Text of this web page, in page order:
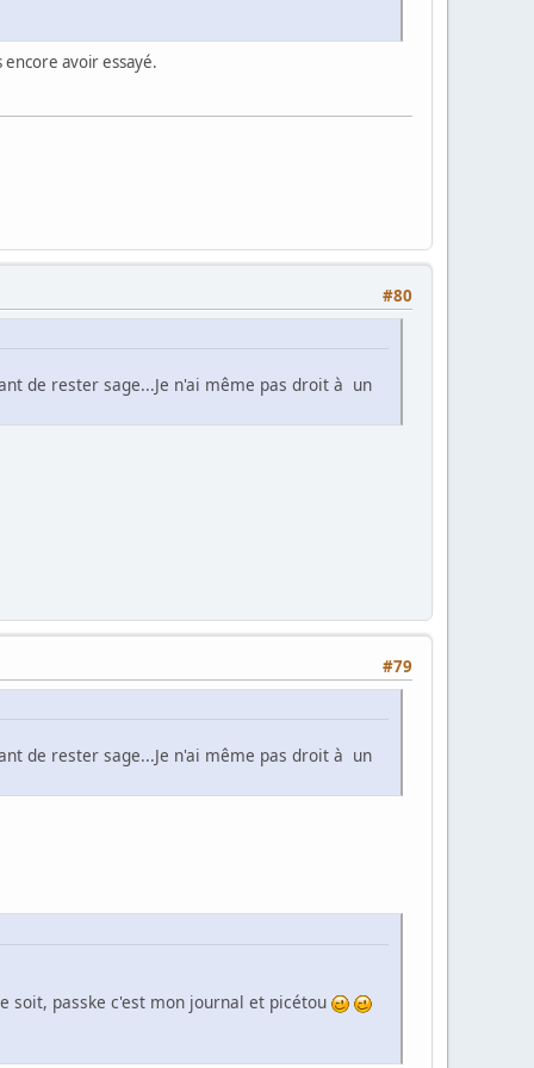
encore avoir essayé.
#80
de rester sage...Je n'ai même pas droit à un
#79
de rester sage...Je n'ai même pas droit à un
soit, passke c'est mon journal et picétou